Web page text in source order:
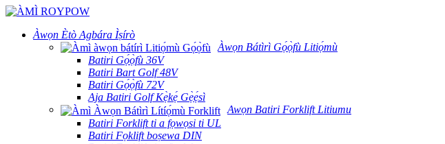
Àwọn Ètò Agbára Ìṣírò
Àwọn Bátìrì Gọ́ọ̀fù Litiọ́mù
Batiri Gọ́ọ̀fù 36V
Batiri Bart Golf 48V
Batiri Gọ́ọ̀fù 72V
Aja Batiri Golf Kẹ̀kẹ́ Gẹ̀ẹ́sì
Awọn Batiri Forklift Litiumu
Batiri Forklift ti a fọwọsi ti UL
Batiri Fọklift boṣewa DIN